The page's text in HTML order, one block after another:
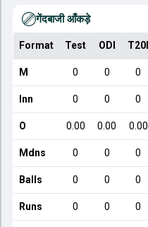
गेंदबाजी आँकड़े
Format Test ODI T20I
M 0 0 0
Inn 0 0 0
O 0.00 0.00 0.00
Mdns 0 0 0
Balls 0 0 0
Runs 0 0 0